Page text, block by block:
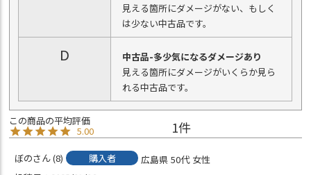
見える箇所にダメージがない、もしく
は少ない中古品です。
D
中古品-多少気になるダメージあり
見える箇所にダメージがいくらか見ら
れる中古品です。
5.00 1
ぼの 8 購入者 広島県 50代 女性